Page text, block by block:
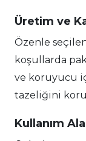
Üretim ve
Özenle
koşullarda
ve koruyucu
tazeliğini
Kullanım